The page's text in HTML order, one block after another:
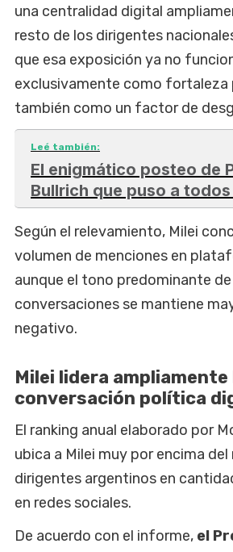
una centralidad digital
resto de los dirigentes
que esa exposición ya no
exclusivamente como fortaleza
también como un factor de
Leé también:
El enigmático posteo de
Bullrich que puso a
Según el relevamiento, Milei
volumen de menciones en
aunque el tono predominante
conversaciones se mantiene
negativo.
Milei lidera ampliamente
conversación política
El ranking anual elaborado por
ubica a Milei muy por encima
dirigentes argentinos en
en redes sociales.
De acuerdo con el informe, el